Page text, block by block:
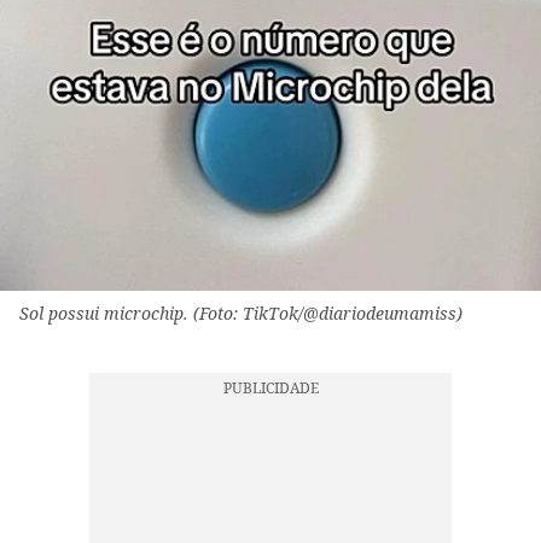
Sol possui microchip. (Foto: TikTok/@diariodeumamiss)